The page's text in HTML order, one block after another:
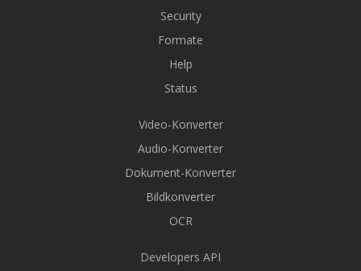
Security
Formate
Help
Status
Video-Konverter
Audio-Konverter
Dokument-Konverter
Bildkonverter
OCR
Developers API